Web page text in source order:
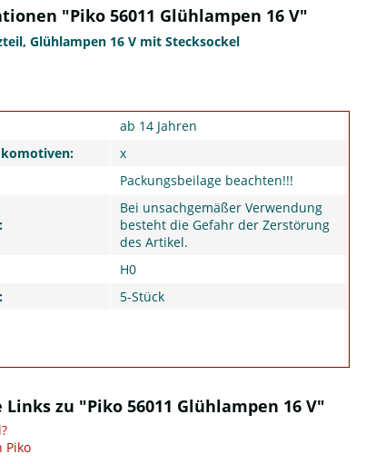
"Piko 56011 Glühlampen 16 V"
Glühlampen 16 V mit Stecksockel
ab 14 Jahren
x
Packungsbeilage beachten!!!
Bei unsachgemäßer Verwendung
besteht die Gefahr der Zerstörung
des Artikel.
H0
5-Stück
zu "Piko 56011 Glühlampen 16 V"
Piko